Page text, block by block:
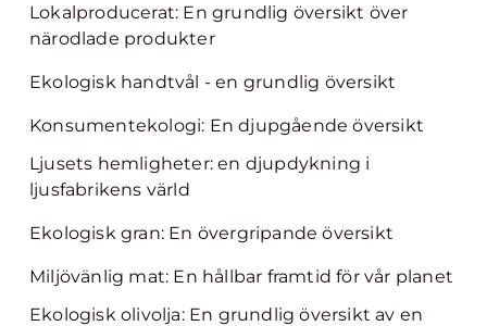
Lokalproducerat: En grundlig översikt över
närodlade produkter
Ekologisk handtvål - en grundlig översikt
Konsumentekologi: En djupgående översikt
Ljusets hemligheter: en djupdykning i
ljusfabrikens värld
Ekologisk gran: En övergripande översikt
Miljövänlig mat: En hållbar framtid för vår planet
Ekologisk olivolja: En grundlig översikt av en